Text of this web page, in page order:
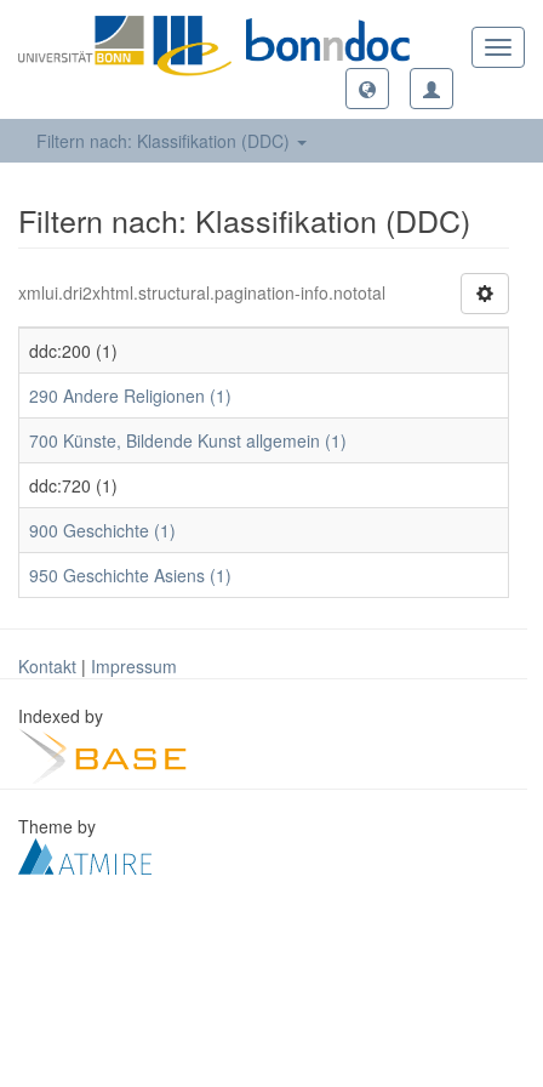
Filtern nach: Klassifikation (DDC)
Filtern nach: Klassifikation (DDC)
xmlui.dri2xhtml.structural.pagination-info.nototal
ddc:200 (1)
290 Andere Religionen (1)
700 Künste, Bildende Kunst allgemein (1)
ddc:720 (1)
900 Geschichte (1)
950 Geschichte Asiens (1)
Kontakt | Impressum
Indexed by
Theme by